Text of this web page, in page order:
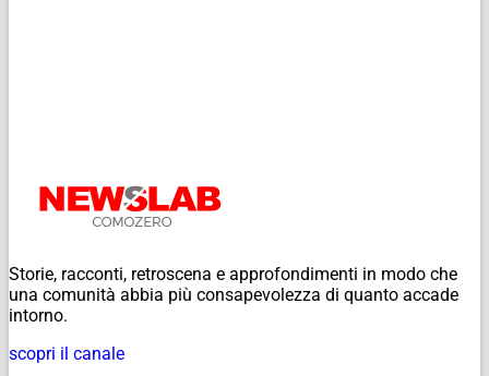
Storie, racconti, retroscena e approfondimenti in modo che
una comunità abbia più consapevolezza di quanto accade
intorno.
scopri il canale